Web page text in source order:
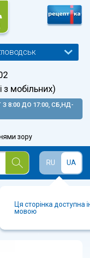
з мобільних)
8:00 ДО 17:00, СБ,НД-
зору
RU UA
Ця сторінка доступна
мовою